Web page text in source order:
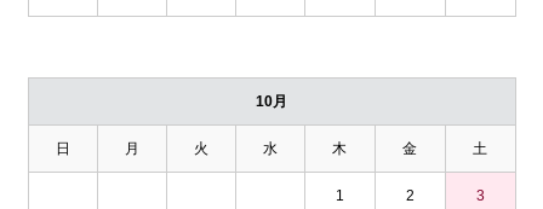
10月
日 月 火 水 木 金 土
1 2 3